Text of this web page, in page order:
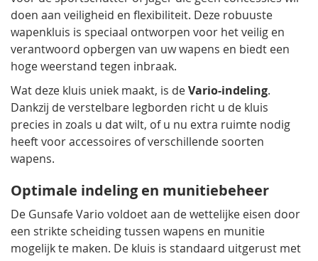
doen aan veiligheid en flexibiliteit. Deze robuuste
wapenkluis is speciaal ontworpen voor het veilig en
verantwoord opbergen van uw wapens en biedt een
hoge weerstand tegen inbraak.
Wat deze kluis uniek maakt, is deVario-indeling.
Dankzij de verstelbare legborden richt u de kluis
precies in zoals u dat wilt, of u nu extra ruimte nodig
heeft voor accessoires of verschillende soorten
wapens.
Optimale indeling en munitiebeheer
De Gunsafe Vario voldoet aan de wettelijke eisen door
een strikte scheiding tussen wapens en munitie
mogelijk te maken. De kluis is standaard uitgerust met